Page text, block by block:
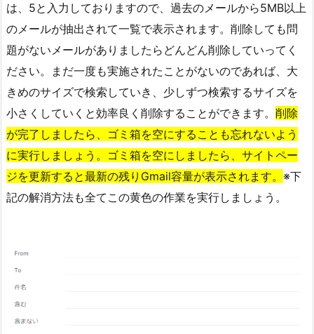
は、5と入力しておりますので、過去のメールから5MB以上
のメールが抽出されて一覧で表示されます。削除しても問
題がないメールがありましたらどんどん削除していってく
ださい。まだ一度も実施されたことがないのであれば、大
きめのサイズで検索していき、少しずつ検索するサイズを
小さくしていくと効率良く削除することができます。 削除
が完了しましたら、ゴミ箱を空にすることも忘れないよう
に実行しましょう。ゴミ箱を空にしましたら、サイトペー
ジを更新すると最新の残りGmail容量が表示されます。 ※下
記の解消方法も全てこの黄色の作業を実行しましょう。